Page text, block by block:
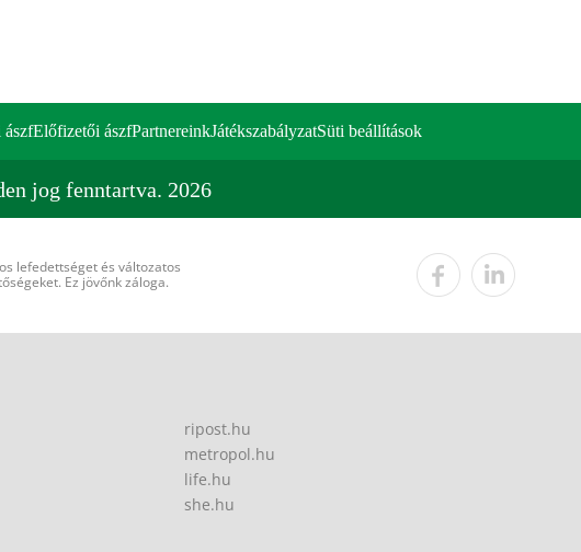
ászfElőfizetői ászfPartnereinkJátékszabályzatSüti beállítások
jog fenntartva. 2026
lefedettséget és változatos
Ez jövőnk záloga.
ripost.hu
metropol.hu
life.hu
she.hu